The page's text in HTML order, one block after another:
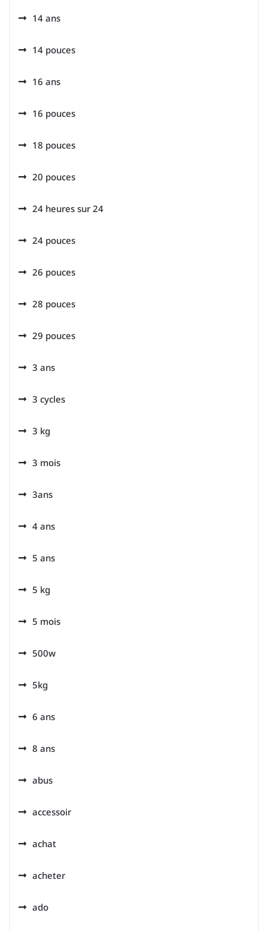
14 ans
14 pouces
16 ans
16 pouces
18 pouces
20 pouces
24 heures sur 24
24 pouces
26 pouces
28 pouces
29 pouces
3 ans
3 cycles
3 kg
3 mois
3ans
4 ans
5 ans
5 kg
5 mois
500w
5kg
6 ans
8 ans
abus
accessoir
achat
acheter
ado